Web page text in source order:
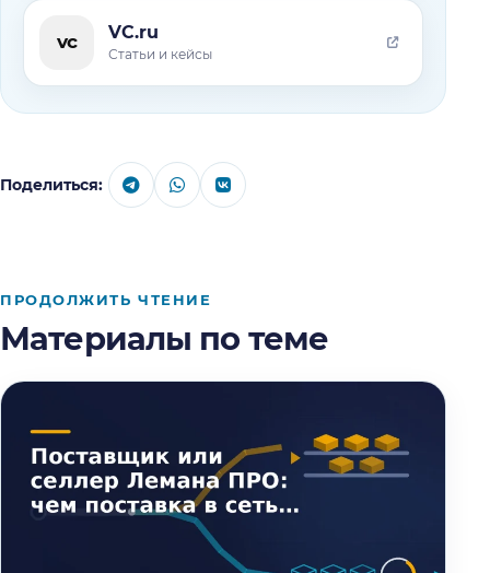
vc VC.ru
Статьи и кейсы
Поделиться:
ПРОДОЛЖИТЬ ЧТЕНИЕ
Материалы по теме